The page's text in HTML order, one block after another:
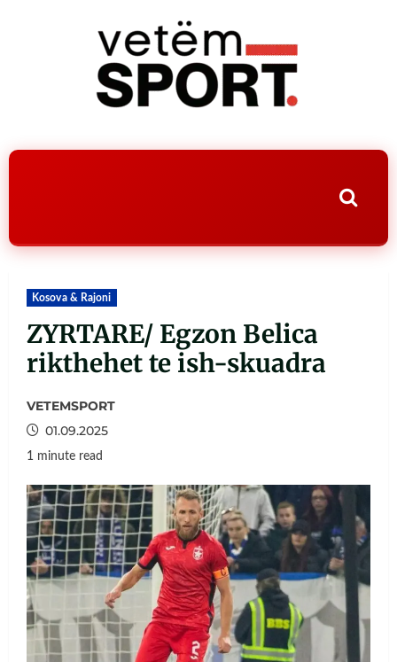
Kosova & Rajoni
ZYRTARE/ Egzon Belica
rikthehet te ish-skuadra
VETEMSPORT
01.09.2025
1 minute read